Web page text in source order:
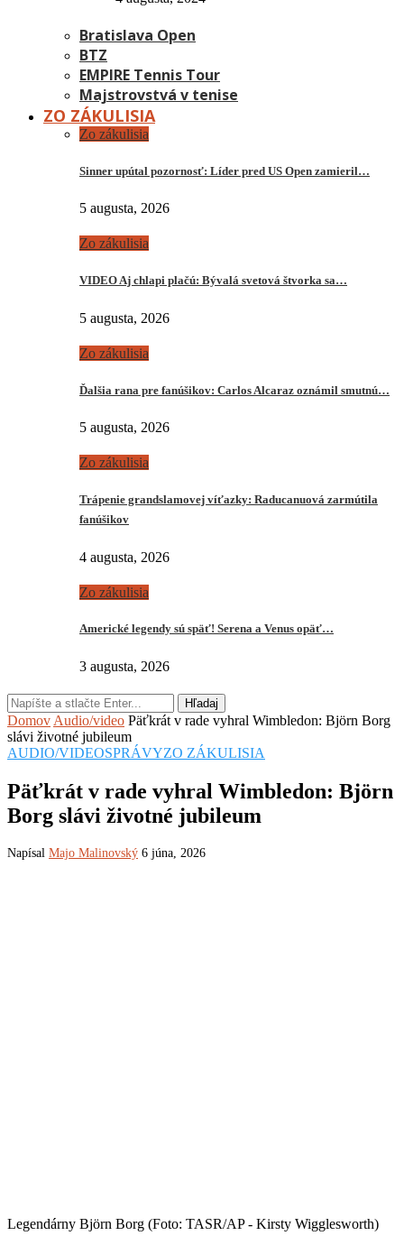
Bratislava Open
BTZ
EMPIRE Tennis Tour
Majstrovstvá v tenise
ZO ZÁKULISIA
Zo zákulisia
Sinner upútal pozornosť: Líder pred US Open zamieril…
5 augusta, 2026
Zo zákulisia
VIDEO Aj chlapi plačú: Bývalá svetová štvorka sa…
5 augusta, 2026
Zo zákulisia
Ďalšia rana pre fanúšikov: Carlos Alcaraz oznámil smutnú…
5 augusta, 2026
Zo zákulisia
Trápenie grandslamovej víťazky: Raducanuová zarmútila
fanúšikov
4 augusta, 2026
Zo zákulisia
Americké legendy sú späť! Serena a Venus opäť…
3 augusta, 2026
Hľadaj
Domov Audio/video Päťkrát v rade vyhral Wimbledon: Björn Borg
slávi životné jubileum
AUDIO/VIDEOSPRÁVYZO ZÁKULISIA
Päťkrát v rade vyhral Wimbledon: Björn
Borg slávi životné jubileum
Napísal Majo Malinovský 6 júna, 2026
Legendárny Björn Borg (Foto: TASR/AP - Kirsty Wigglesworth)